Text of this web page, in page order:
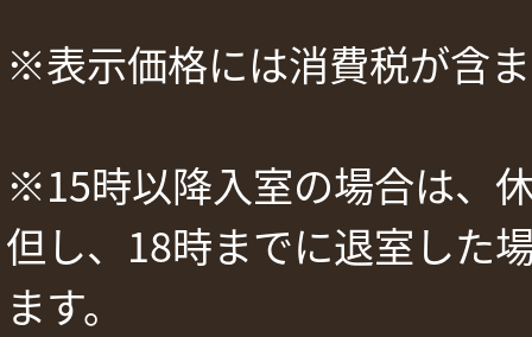
※表示価格には消費税が含
※15時以降入室の場合は、
但し、18時までに退室した
ます。